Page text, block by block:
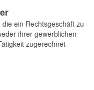
ein Rechtsgeschäft zu
ihrer gewerblichen
zugerechnet